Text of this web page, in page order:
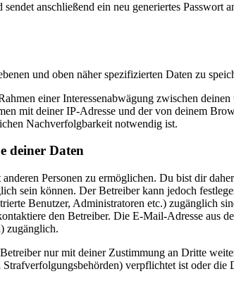
anschließend ein neu generiertes Passwort
und oben näher spezifizierten Daten zu
einer Interessenabwägung zwischen
mit deiner IP-Adresse und der von deinem
Nachverfolgbarkeit notwendig ist.
deiner Daten
Personen zu ermöglichen. Du bist dir
sein können. Der Betreiber kann jedoch
Benutzer, Administratoren etc.) zugänglich
den Betreiber. Die E-Mail-Adresse aus
zugänglich.
nur mit deiner Zustimmung an Dritte
verpflichtet ist oder die